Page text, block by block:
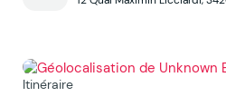
Itinéraire